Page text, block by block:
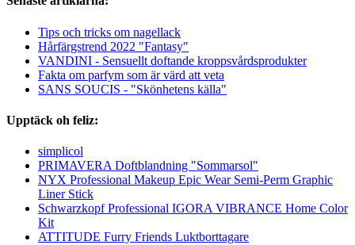
Tips och tricks om nagellack
Hårfärgstrend 2022 "Fantasy"
VANDINI - Sensuellt doftande kroppsvårdsprodukter
Fakta om parfym som är värd att veta
SANS SOUCIS - "Skönhetens källa"
Upptäck oh feliz:
simplicol
PRIMAVERA Doftblandning "Sommarsol"
NYX Professional Makeup Epic Wear Semi-Perm Graphic
Liner Stick
Schwarzkopf Professional IGORA VIBRANCE Home Color
Kit
ATTITUDE Furry Friends Luktborttagare